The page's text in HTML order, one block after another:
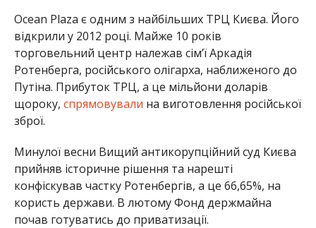
Ocean Plaza є одним з найбільших ТРЦ Києва. Його
відкрили у 2012 році. Майже 10 років
торговельний центр належав сім’ї Аркадія
Ротенберга, російського олігарха, наближеного до
Путіна. Прибуток ТРЦ, а це мільйони доларів
щороку, спрямовували на виготовлення російської
зброї.
Минулої весни Вищий антикорупційний суд Києва
прийняв історичне рішення та нарешті
конфіскував частку Ротенбергів, а це 66,65%, на
користь держави. В лютому Фонд держмайна
почав готуватись до приватизації.